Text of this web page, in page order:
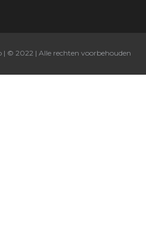
| © 2022 | Alle rechten voorbehouden